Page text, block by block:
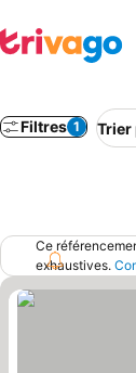
Filtres 1 Trier
Ce
exhaustives.